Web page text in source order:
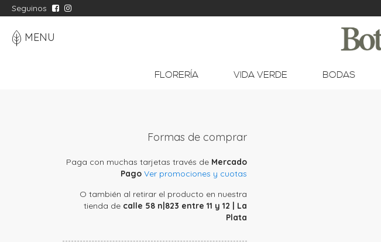
Seguinos
MENU
FLORERÍA VIDA VERDE BODAS
Formas de comprar
Paga con muchas tarjetas través de Mercado
Pago Ver promociones y cuotas
O también al retirar el producto en nuestra
tienda de calle 58 n|823 entre 11 y 12 | La
Plata